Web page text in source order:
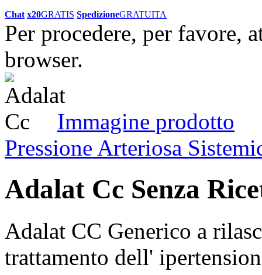
Chat x20GRATIS SpedizioneGRATUITA
Per procedere, per favore,
browser.
Immagine prodotto
Pressione Arteriosa
Adalat Cc Senza
Adalat CC Generico a
trattamento dell'